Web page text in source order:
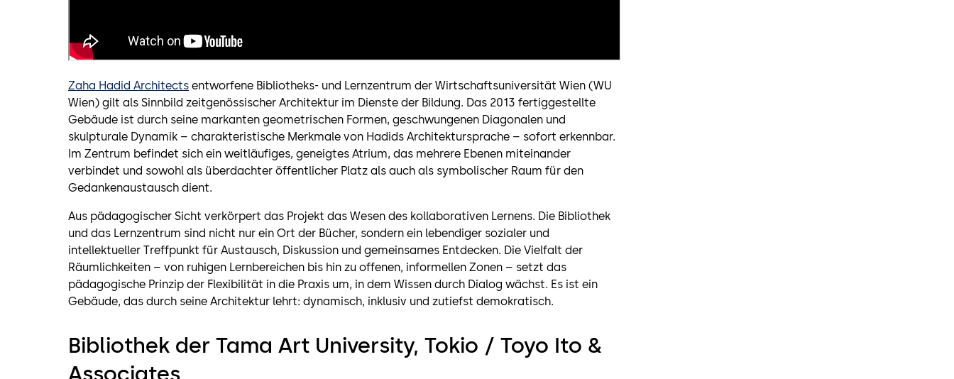
Zaha Hadid Architects entworfene Bibliotheks- und Lernzentrum der Wirtschaftsuniversität Wien (WU
Wien) gilt als Sinnbild zeitgenössischer Architektur im Dienste der Bildung. Das 2013 fertiggestellte
Gebäude ist durch seine markanten geometrischen Formen, geschwungenen Diagonalen und
skulpturale Dynamik – charakteristische Merkmale von Hadids Architektursprache – sofort erkennbar.
Im Zentrum befindet sich ein weitläufiges, geneigtes Atrium, das mehrere Ebenen miteinander
verbindet und sowohl als überdachter öffentlicher Platz als auch als symbolischer Raum für den
Gedankenaustausch dient.
Aus pädagogischer Sicht verkörpert das Projekt das Wesen des kollaborativen Lernens. Die Bibliothek
und das Lernzentrum sind nicht nur ein Ort der Bücher, sondern ein lebendiger sozialer und
intellektueller Treffpunkt für Austausch, Diskussion und gemeinsames Entdecken. Die Vielfalt der
Räumlichkeiten – von ruhigen Lernbereichen bis hin zu offenen, informellen Zonen – setzt das
pädagogische Prinzip der Flexibilität in die Praxis um, in dem Wissen durch Dialog wächst. Es ist ein
Gebäude, das durch seine Architektur lehrt: dynamisch, inklusiv und zutiefst demokratisch.
Bibliothek der Tama Art University, Tokio / Toyo Ito &
Associates